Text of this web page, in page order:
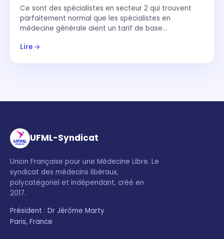
Ce sont des spécialistes en secteur 2 qui trouvent
parfaitement normal que les spécialistes en
médecine générale aient un tarif de base…
Lire →
UFML-Syndicat
Union Française pour une Médecine Libre. Le
syndicat des médecins libéraux,
polycatégoriel et indépendant, créé en
2017.
Président : Dr Jérôme Marty
Paris, France